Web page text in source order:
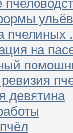
ульёв
пчелиных
на
девятина